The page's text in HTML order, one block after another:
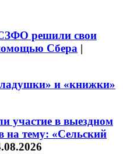
решили свои
Сбера |
и «книжки»
участие в выездном
на тему: «Сельский